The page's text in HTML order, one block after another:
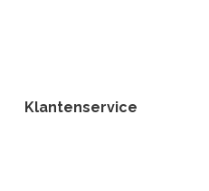
Klantenservice